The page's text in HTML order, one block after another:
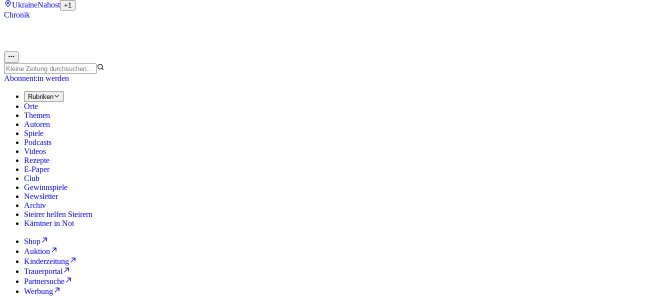
UkraineNahost +1
Chronik
Abonnent:in werden
Rubriken
Orte
Themen
Autoren
Spiele
Podcasts
Videos
Rezepte
E-Paper
Club
Gewinnspiele
Newsletter
Archiv
Steirer helfen Steirern
Kärntner in Not
Shop
Auktion
Kinderzeitung
Trauerportal
Partnersuche
Werbung